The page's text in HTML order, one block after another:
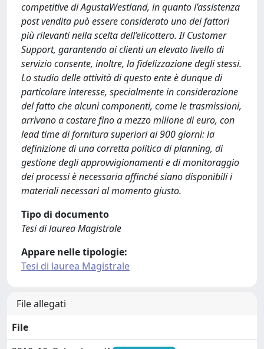
competitive di AgustaWestland, in quanto l’assistenza
post vendita può essere considerato uno dei fattori
più rilevanti nella scelta dell’elicottero. Il Customer
Support, garantendo ai clienti un elevato livello di
servizio consente, inoltre, la fidelizzazione degli stessi.
Lo studio delle attività di questo ente è dunque di
particolare interesse, specialmente in considerazione
del fatto che alcuni componenti, come le trasmissioni,
arrivano a costare fino a mezzo milione di euro, con
lead time di fornitura superiori ai 900 giorni: la
definizione di una corretta politica di planning, di
gestione degli approvvigionamenti e di monitoraggio
dei processi è necessaria affinché siano disponibili i
materiali necessari al momento giusto.
Tipo di documento
Tesi di laurea Magistrale
Appare nelle tipologie:
Tesi di laurea Magistrale
File allegati
File